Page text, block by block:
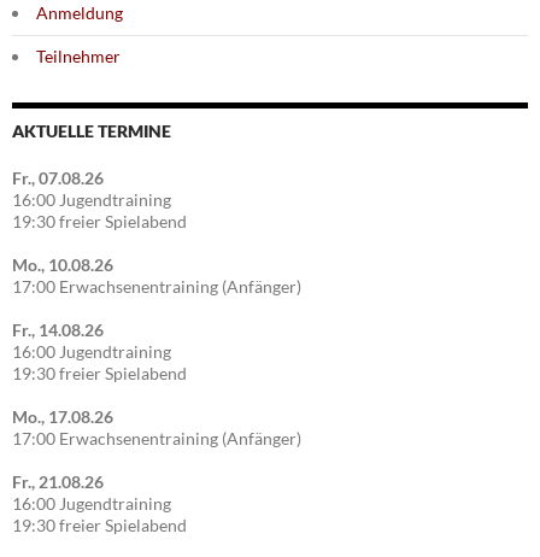
Anmeldung
Teilnehmer
AKTUELLE TERMINE
Fr., 07.08.26
16:00 Jugendtraining
19:30 freier Spielabend
Mo., 10.08.26
17:00 Erwachsenentraining (Anfänger)
Fr., 14.08.26
16:00 Jugendtraining
19:30 freier Spielabend
Mo., 17.08.26
17:00 Erwachsenentraining (Anfänger)
Fr., 21.08.26
16:00 Jugendtraining
19:30 freier Spielabend